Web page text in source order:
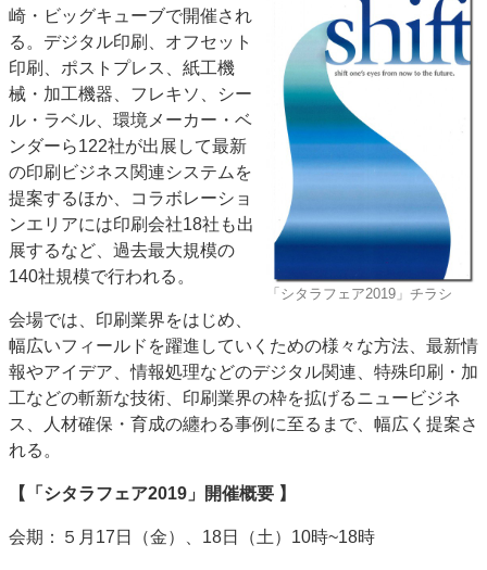
2022 見える化・MIS特集
特集・デジタル印刷 アイデアで勝負！ ～多様なビジネス・多彩な商材～
JAPAN PACK 2023 特集
中古印刷機・製本機特集
2022 検査・校正特集
特集・デジタル印刷 ～ 新成長軌道を描く
案内
発刊案内
JFPI印刷用語集
運営
会社案内
購読・購入申し込み
サイトポリシー
お問い合わせ
「シタラフェア2019」チラシ
崎・ビッグキューブで開催され
る。デジタル印刷、オフセット
印刷、ポストプレス、紙工機
械・加工機器、フレキソ、シー
ル・ラベル、環境メーカー・ベ
ンダーら122社が出展して最新
の印刷ビジネス関連システムを
提案するほか、コラボレーショ
ンエリアには印刷会社18社も出
展するなど、過去最大規模の
140社規模で行われる。
会場では、印刷業界をはじめ、
幅広いフィールドを躍進していくための様々な方法、最新情
報やアイデア、情報処理などのデジタル関連、特殊印刷・加
工などの斬新な技術、印刷業界の枠を拡げるニュービジネ
ス、人材確保・育成の纏わる事例に至るまで、幅広く提案さ
れる。
【「シタラフェア2019」開催概要 】
会期：５月17日（金）、18日（土）10時~18時